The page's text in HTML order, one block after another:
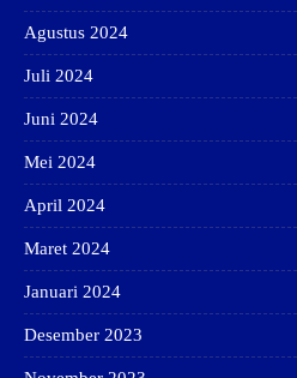
Agustus 2024
Juli 2024
Juni 2024
Mei 2024
April 2024
Maret 2024
Januari 2024
Desember 2023